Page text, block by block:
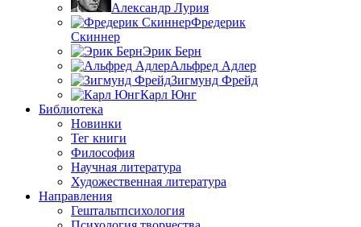
Александр Лурия
Фредерик
Скиннер
Эрик Берн
Альфред Адлер
Зигмунд Фрейд
Карл Юнг
Библиотека
Новинки
Тег книги
Философия
Научная литература
Художественная литература
Направления
Гештальтпсихология